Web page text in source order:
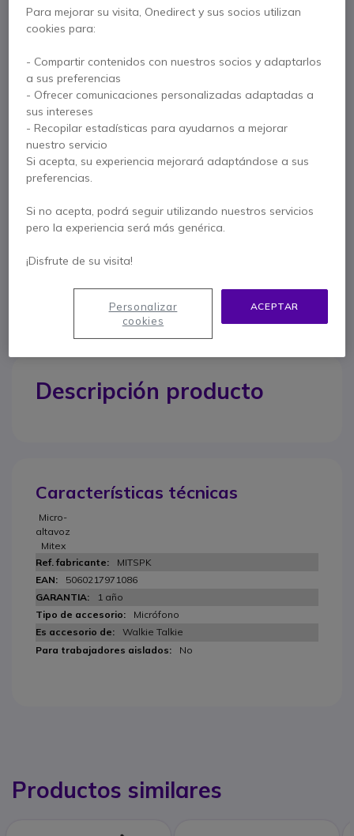
Paga en 3 pagos de 9,66 € Mostrar más
Características principales
Alto rendimiento
Mini micrófono de puño con altavoz interno, micrófono y PTT
Cable de bobina extensible flexible
Compatible con todas las radios de dos vías Mitex
Contacte a nuestros expertos -
900 80 26 26
F.A.Q Live Chat
Descripción producto
Características técnicas
Micro-
altavoz
Mitex
MITSPK
5060217971086
1 año
Micrófono
Walkie Talkie
No
Productos similares
Para mejorar su visita, Onedirect y sus socios utilizan
cookies para:
- Compartir contenidos con nuestros socios y adaptarlos
a sus preferencias
- Ofrecer comunicaciones personalizadas adaptadas a
sus intereses
- Recopilar estadísticas para ayudarnos a mejorar
nuestro servicio
Si acepta, su experiencia mejorará adaptándose a sus
preferencias.
Si no acepta, podrá seguir utilizando nuestros servicios
pero la experiencia será más genérica.
¡Disfrute de su visita!
ACEPTAR
Personalizar
cookies